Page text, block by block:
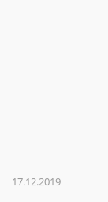
17.12.2019